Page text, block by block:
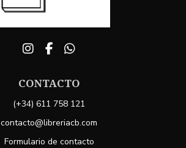
CONTACTO
(+34) 611 758 121
contacto@libreriacb.com
Formulario de contacto